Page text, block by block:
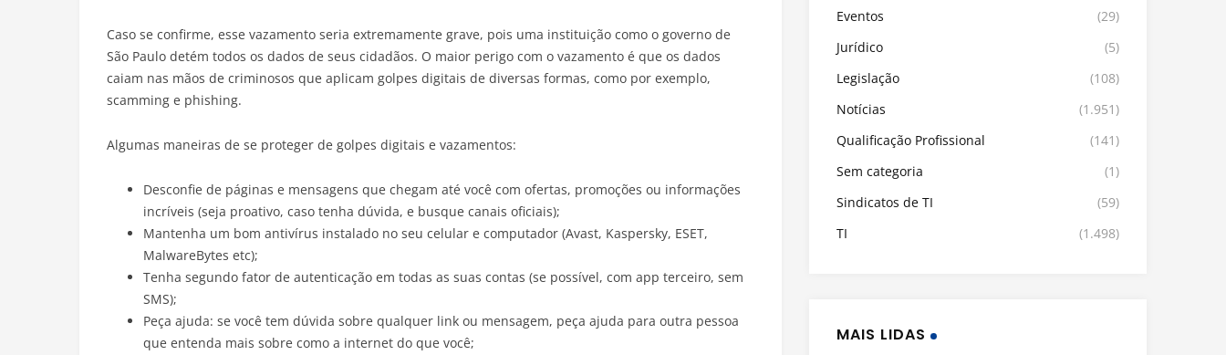
Caso se confirme, esse vazamento seria extremamente grave, pois uma instituição como o governo de
São Paulo detém todos os dados de seus cidadãos. O maior perigo com o vazamento é que os dados
caiam nas mãos de criminosos que aplicam golpes digitais de diversas formas, como por exemplo,
scamming e phishing.
Algumas maneiras de se proteger de golpes digitais e vazamentos:
Desconfie de páginas e mensagens que chegam até você com ofertas, promoções ou informações
incríveis (seja proativo, caso tenha dúvida, e busque canais oficiais);
Mantenha um bom antivírus instalado no seu celular e computador (Avast, Kaspersky, ESET,
MalwareBytes etc);
Tenha segundo fator de autenticação em todas as suas contas (se possível, com app terceiro, sem
SMS);
Peça ajuda: se você tem dúvida sobre qualquer link ou mensagem, peça ajuda para outra pessoa
que entenda mais sobre como a internet do que você;
Eventos
(29)
Jurídico
(5)
Legislação
(108)
Notícias
(1.951)
Qualificação Profissional
(141)
Sem categoria
(1)
Sindicatos de TI
(59)
TI
(1.498)
MAIS LIDAS